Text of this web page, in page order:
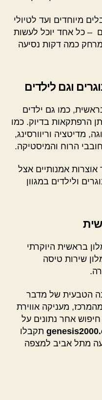
מיוחדים ועד לטיולי
– כל אחד יוכל לעשות
כמה דקות נסיעה
וגם לילדים
כמו גם ילדים
הרפתקאות בדיוק. כמו
מדיטציה וריוורסינג,
הרוח והמיסטיקה.
אמנותיים אצל
ולילדים במגוון
בראשית היוקרתי
שירות טיסה
הטבעית של מדבר
מעניקה אווירת
חיפוש אחר נתונים על
תקבלו
מתל אביב למצפה